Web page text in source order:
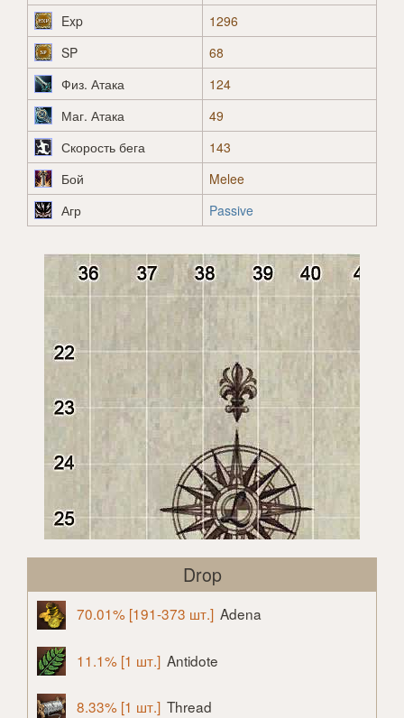
Exp
1296
SP
68
Физ. Атака
124
Маг. Атака
49
Скорость бега
143
Бой
Melee
Агр
Passive
Drop
70.01% [191-373 шт.] Adena
11.1% [1 шт.] Antidote
8.33% [1 шт.] Thread